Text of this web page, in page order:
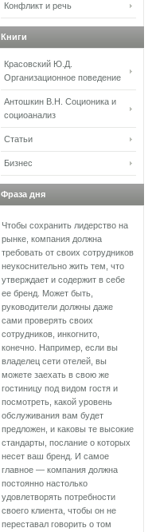
Конфликт и речь
Книги
Красовский Ю.Д.
Организационное поведение
Антошкин В.Н. Соционика и
социоанализ
Статьи
Бизнес
Фраза дня
Чтобы сохранить лидерство на
рынке, компания должна
требовать от своих сотрудников
неукоснительно жить тем, что
утверждает и содержит в себе
ее бренд. Может быть,
руководители должны даже
сами проверять своих
сотрудников, инкогнито,
конечно. Например, если вы
владелец сети отелей, вы
можете заехать в свою же
гостиницу под видом гостя и
посмотреть, какой уровень
обслуживания вам будет
предложен, и каковы те высокие
стандарты, послание о которых
несет ваш бренд. И самое
главное — компания должна
постоянно настолько
удовлетворять потребности
своего клиента, чтобы он не
переставал говорить о том